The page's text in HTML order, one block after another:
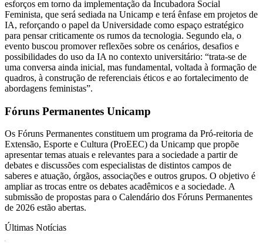
esforços em torno da implementação da Incubadora Social
Feminista, que será sediada na Unicamp e terá ênfase em projetos de
IA, reforçando o papel da Universidade como espaço estratégico
para pensar criticamente os rumos da tecnologia. Segundo ela, o
evento buscou promover reflexões sobre os cenários, desafios e
possibilidades do uso da IA no contexto universitário: “trata-se de
uma conversa ainda inicial, mas fundamental, voltada à formação de
quadros, à construção de referenciais éticos e ao fortalecimento de
abordagens feministas”.
Fóruns Permanentes Unicamp
Os Fóruns Permanentes constituem um programa da Pró-reitoria de
Extensão, Esporte e Cultura (ProEEC) da Unicamp que propõe
apresentar temas atuais e relevantes para a sociedade a partir de
debates e discussões com especialistas de distintos campos de
saberes e atuação, órgãos, associações e outros grupos. O objetivo é
ampliar as trocas entre os debates acadêmicos e a sociedade. A
submissão de propostas para o Calendário dos Fóruns Permanentes
de 2026 estão abertas.
Últimas Notícias